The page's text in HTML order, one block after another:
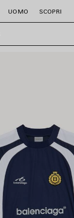
UOMO SCOPRI